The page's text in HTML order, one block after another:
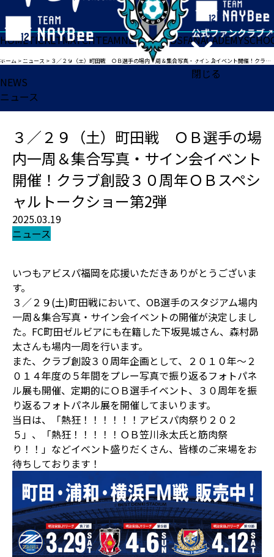
閉じる
HOMETICKETMATCHTEAMNEWSGOODSFANACADEMY
ホーム >ニュース > ３／２９（土）町田戦 ＯＢ選手の場内一周＆集合写真・サイン会イベント開催！クラブ創設３０周年ＯＢスペシャルトークショー第2弾
NEWS
ニュース
３／２９（土）町田戦 ＯＢ選手の場
内一周＆集合写真・サイン会イベント
開催！クラブ創設３０周年ＯＢスペシ
ャルトークショー第2弾
2025.03.19
ニュース
いつもアビスパ福岡を応援いただきありがとうございま
す。
３／２９(土)町田戦において、OB選手のスタジアム場内
一周＆集合写真・サイン会イベントの開催が決定しまし
た。FC町田ゼルビアにも在籍した下坂晃城さん、森村昴
太さんも場内一周を行います。
また、クラブ創設３０周年企画として、２０１０年～２
０１４年度の５年間をプレー写真で振り返るフォトパネ
ル展も開催、定期的にＯＢ選手イベント、３０周年を振
り返るフォトパネル展を開催してまいります。
当日は、「熱狂！！！！！！アビスパ肉祭り２０２
５」、「熱狂！！！！！ＯＢ笠川永太氏と筋肉祭
り！！」などイベント盛りだくさん、皆様のご来場をお
待ちしております！